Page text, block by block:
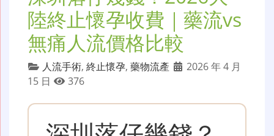
陸終止懷孕收費｜藥流vs
無痛人流價格比較
人流手術, 終止懷孕, 藥物流產
2026 年 4 月
15 日
376